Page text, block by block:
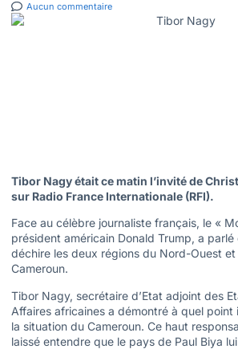
Aucun commentaire
Tibor Nagy était ce matin l’invité de
sur Radio France Internationale (RFI).
Face au célèbre journaliste français, le «
président américain Donald Trump, a
déchire les deux régions du Nord-Ouest
Cameroun.
Tibor Nagy, secrétaire d’Etat adjoint des
Affaires africaines a démontré à quel
la situation du Cameroun. Ce haut
laissé entendre que le pays de Paul Biya